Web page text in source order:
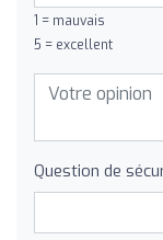
1 = mauvais
5 = excellent
Question de